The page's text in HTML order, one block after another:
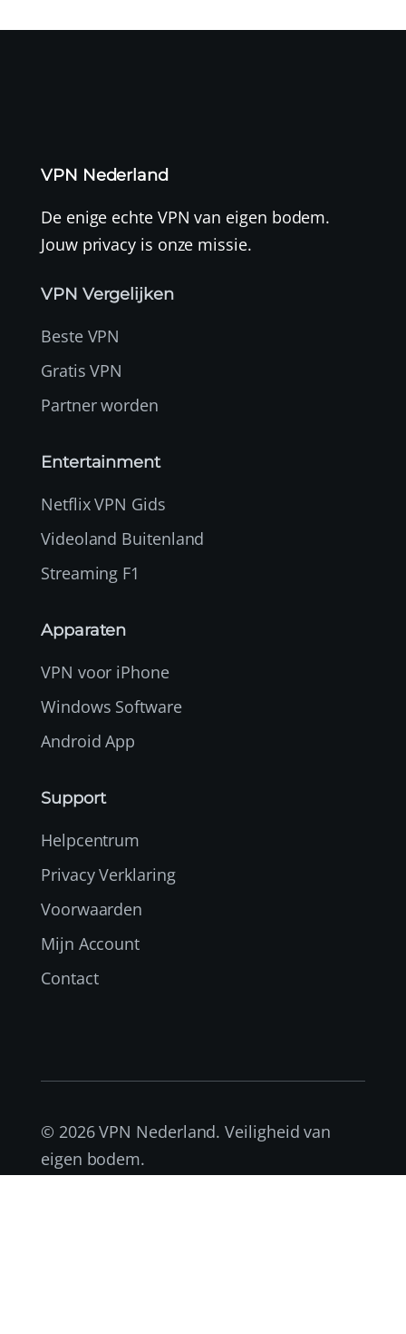
VPN Nederland
De enige echte VPN van eigen bodem.
Jouw privacy is onze missie.
VPN Vergelijken
Beste VPN
Gratis VPN
Partner worden
Entertainment
Netflix VPN Gids
Videoland Buitenland
Streaming F1
Apparaten
VPN voor iPhone
Windows Software
Android App
Support
Helpcentrum
Privacy Verklaring
Voorwaarden
Mijn Account
Contact
© 2026 VPN Nederland. Veiligheid van
eigen bodem.